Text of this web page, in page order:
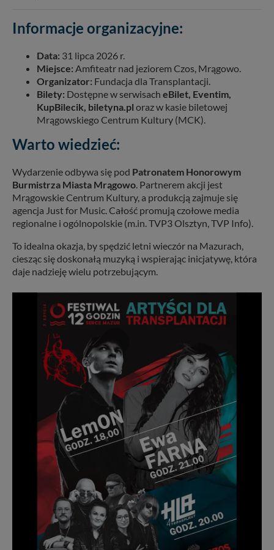
Informacje organizacyjne:
Data: 31 lipca 2026 r.
Miejsce: Amfiteatr nad jeziorem Czos, Mrągowo.
Organizator: Fundacja dla Transplantacji.
Bilety: Dostępne w serwisach eBilet, Eventim,
KupBilecik, biletyna.pl oraz w kasie biletowej
Mrągowskiego Centrum Kultury (MCK).
Warto wiedzieć:
Wydarzenie odbywa się pod Patronatem Honorowym
Burmistrza Miasta Mrągowo. Partnerem akcji jest
Mrągowskie Centrum Kultury, a produkcją zajmuje się
agencja Just for Music. Całość promują czołowe media
regionalne i ogólnopolskie (m.in. TVP3 Olsztyn, TVP Info).
To idealna okazja, by spędzić letni wieczór na Mazurach,
ciesząc się doskonałą muzyką i wspierając inicjatywę, która
daje nadzieję wielu potrzebującym.